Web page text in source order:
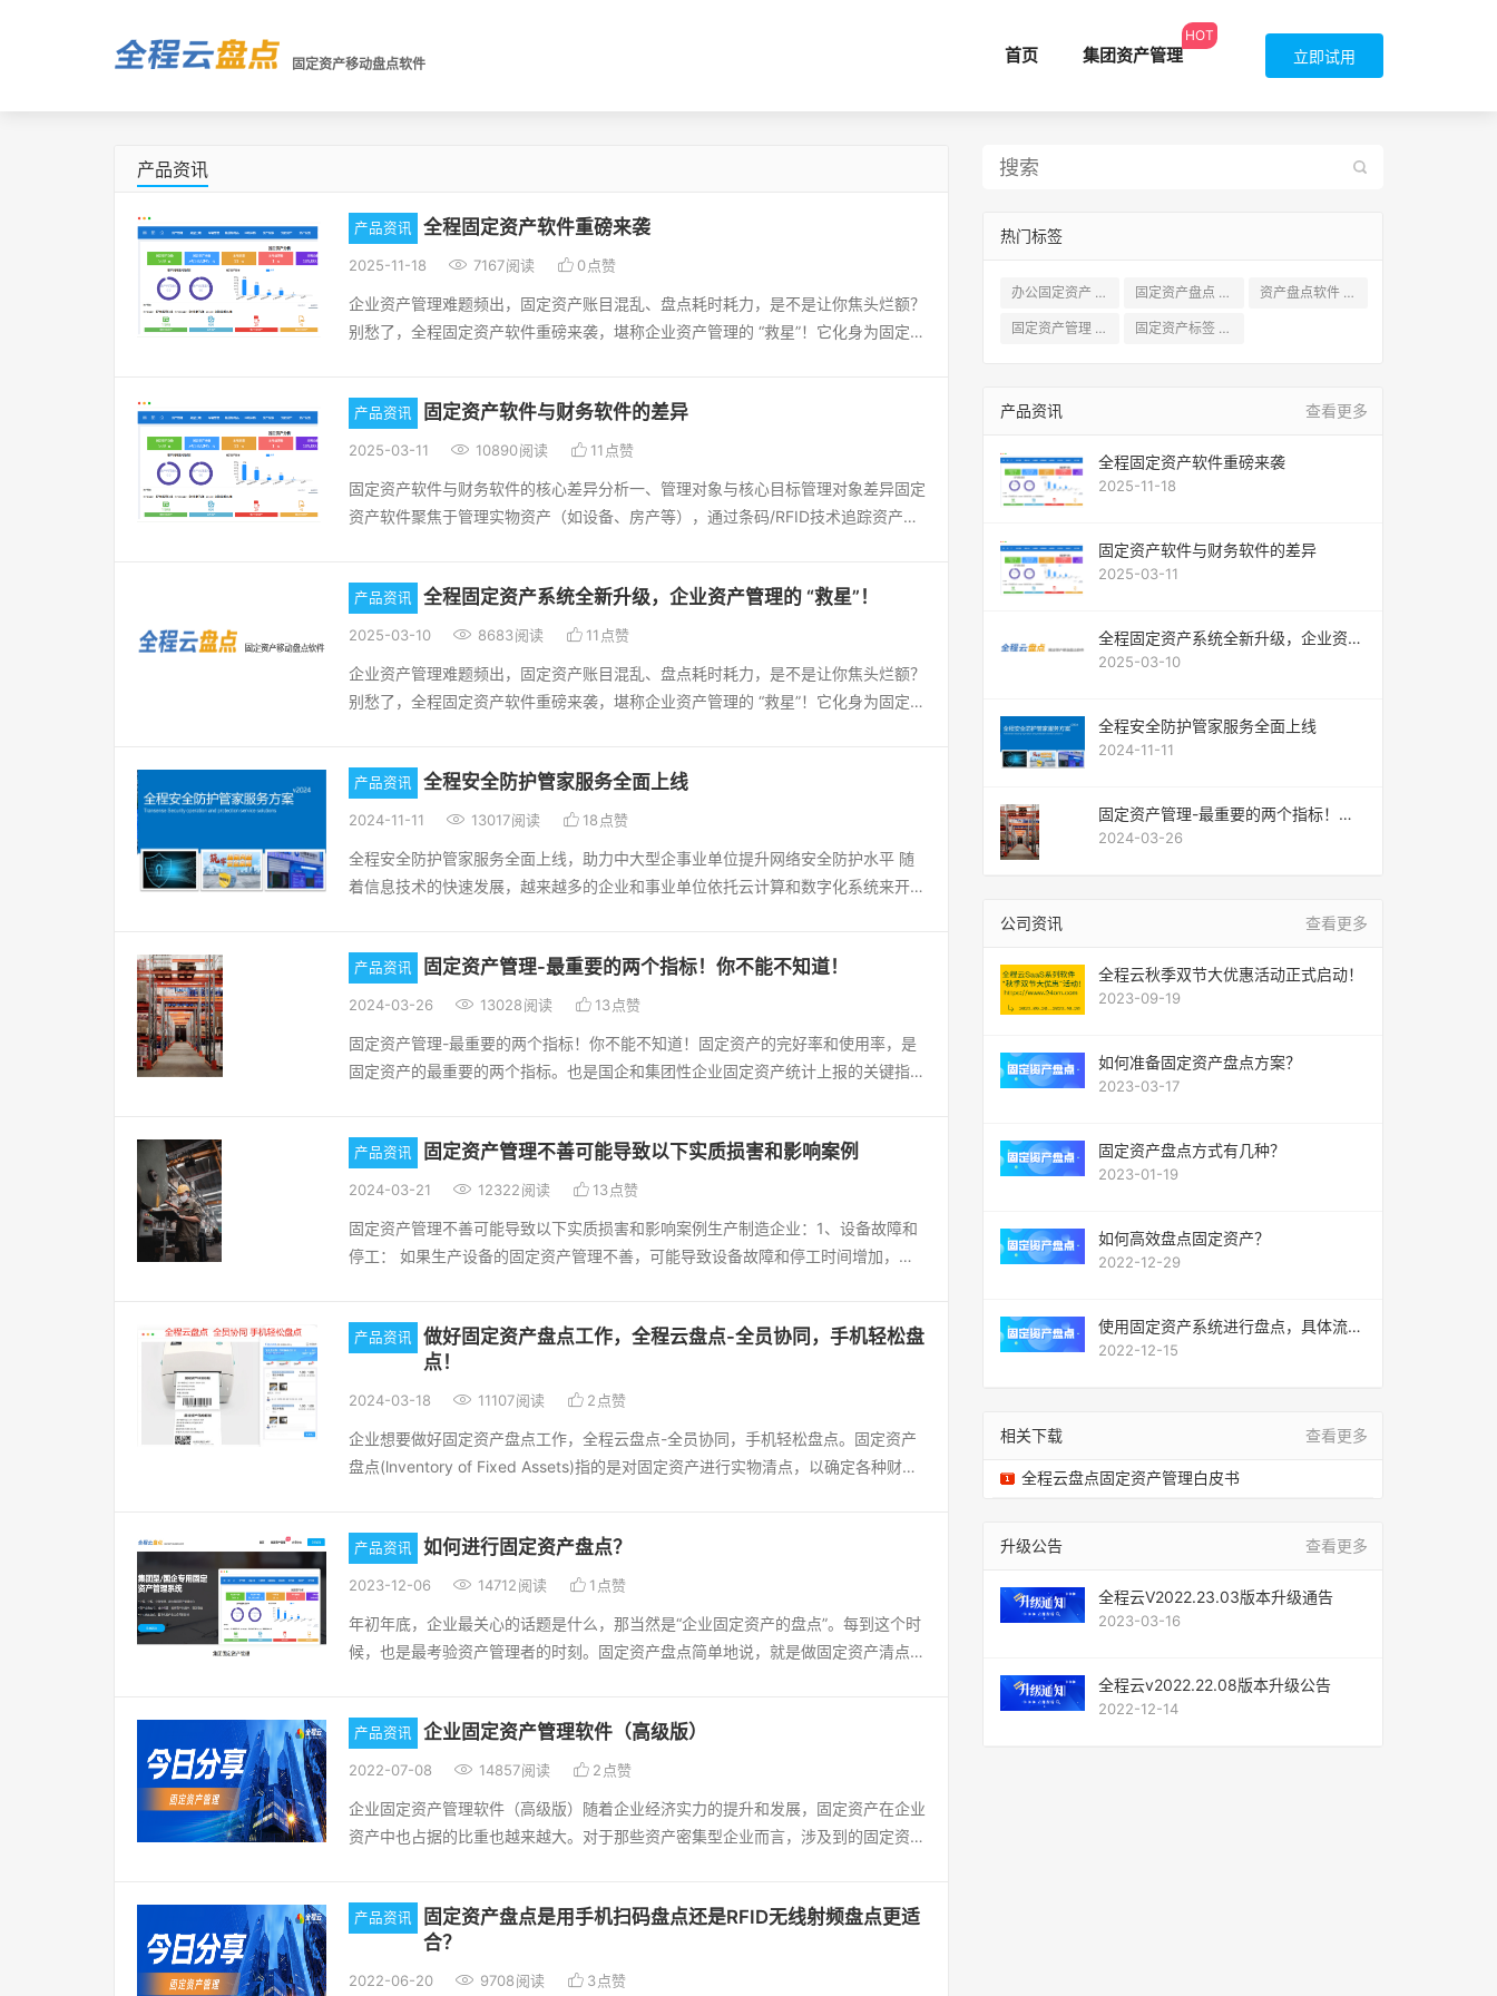
固定资产移动盘点软件 首页 集团资产管理
HOT
立即试用
产品资讯
产品资讯 全程固定资产软件重磅来袭
2025-11-18  7167阅读  0点赞
企业资产管理难题频出，固定资产账目混乱、盘点耗时耗力，是不是让你焦头烂额？
别愁了，全程固定资产软件重磅来袭，堪称企业资产管理的 “救星”！它化身为固定资
项资产数据都精准无误，确保账实完全相符。操作界面设计人性化，简洁直观，哪怕
是电脑操作小白也能迅速上手，轻松完成各项资产管理任务，极大节省时间成本。无
程固定资产软件都能完美适配，量身定制资产管理方案。用了它，资产管理效率瞬间
飙升，企业运营成本显著下降。众多企业已经通过它成功实现资产管理的转型升级，
豫了，让全程固定资产软件成为你企业资产管理的得力助手，开启高效管理新篇章。
赶紧来体验一下吧，相信你定会相见恨晚！#全程固定资产软件 #资产管理好帮手！
产品资讯 固定资产软件与财务软件的差异
2025-03-11  10890阅读  11 点赞
固定资产软件与财务软件的核心差异分析一、管理对象与核心目标‌管理对象差异‌固定
资产软件聚焦于管理实物资产（如设备、房产等），通过条码/RFID技术追踪资产全
实现“账、卡、物一致”，减少资产流失和闲置浪费，提升实物管理效率‌；财务软件侧
重资金流合规性，通过自动化记账、折旧核算等功能支持财务审计与税务管理‌。二、
等全流程管理，并支持低值易耗品分账核算‌；财务软件的固定资产模块仅实现资产入
账、折旧计提等基础功能，缺乏实物追踪能力，易导致账实不符‌。‌技术实现方式‌固定
同步‌；财务软件通过会计分录自动生成、凭证模板化等简化账务处理，与总账模块深
度耦合‌。 三、账务处理与协同管理‌折旧核算差异‌固定资产软件自动生成折旧数据并
与财务系统对接，确保折旧金额与实物状态匹配‌；财务软件需手动维护折旧规则，若
未与固定资产模块同步数据，易出现折旧误差（如当月新增资产误提折旧）‌。‌协同管
理痛点‌固定资产软件支持多部门协同盘点，自动生成差异报告并触发预警‌；财务软件
资产模块，满足基础账务需求‌；中大型企业或资产密集型行业（如制造业、医疗）需
采用专业固定资产软件，规避账实差异风险‌。‌技术需求导向‌需RFID/条码技术、移动
盘点等功能时，必须部署独立固定资产软件‌；若仅需折旧核算、税务合规等基础功
能，财务软件模块即可满足‌。总结固定资产软件通过实物管理与技术融合实现资产全
流程管控，财务软件则聚焦资金流合规性。两者差异主要体现在管理对象、功能深度
启！ 您还在为固定资产管理头疼吗？繁琐的盘点流程、资产数据混乱，是不是让您
焦头烂额？别担心，全程固定资产软件 / 全程固定资产系统来帮您！现在，只需轻松
件拥有强大的功能，集团资产管理、移动盘点等特色模块一应俱全，能帮您提升资产
管理运转效率 90%，为企业打造全面的移动固定资产盘点解决方案。无论是大型集
这次免费试用的机会，亲身感受全程固定资产软件的魅力！如果您在试用过程中有任
何疑问，或是想了解更多软件详情，欢迎随时拨打咨询热线 400 628 1636，也可
来，开启高效资产管理新征程！ 试用链接：https://assets.24om.com/Reg
产品资讯 全程固定资产系统全新升级，企业资产管理的 “救星”！
2025-03-10  8683阅读  11 点赞
企业资产管理难题频出，固定资产账目混乱、盘点耗时耗力，是不是让你焦头烂额？
别愁了，全程固定资产软件重磅来袭，堪称企业资产管理的 “救星”！它化身为固定资
项资产数据都精准无误，确保账实完全相符。操作界面设计人性化，简洁直观，哪怕
是电脑操作小白也能迅速上手，轻松完成各项资产管理任务，极大节省时间成本。无
程固定资产软件都能完美适配，量身定制资产管理方案。用了它，资产管理效率瞬间
飙升，企业运营成本显著下降。众多企业已经通过它成功实现资产管理的转型升级，
豫了，让全程固定资产软件成为你企业资产管理的得力助手，开启高效管理新篇章。
赶紧来体验一下吧，相信你定会相见恨晚！#全程固定资产软件 #资产管理好帮手！
产品资讯 全程安全防护管家服务全面上线
2024-11-11  13017阅读  18 点赞
全程安全防护管家服务全面上线，助力中大型企事业单位提升网络安全防护水平 随
着信息技术的快速发展，越来越多的企业和事业单位依托云计算和数字化系统来开展
供从风险评估、日常监测、安全加固到应急响应的全方位支持。服务对象：全程安全
防护管家服务面向全国范围内的中大型企业和事业单位，特别适合已有基本系统管理
户及时防范潜在安全威胁，保障服务器和应用系统的稳定运行。服务内容：安全风险
评估：专业团队根据客户业务环境和安全需求，进行全面的系统安全评估，找出潜在
识别异常行为并提供有效的防护建议。安全加固服务：基于安全评估结果，为系统和
网络设备提供加固方案，提升抗攻击能力。应急响应：提供7*24小时应急响应服
务，帮助客户在安全事件发生后快速恢复业务。漏洞管理与修复：实时发现和修复系
统和应用中的漏洞，防止安全隐患。重大活动护航：为客户的重大活动期间提供安全
护航，确保业务持续平稳。服务优势：- 一体化安全防护：覆盖计算、存储、数据库
源占用：通过云端检测方案，确保服务器资源占用率低，不影响正常业务。客户咨询
与服务支持： 作为全程软件多年来专注于企业信息安全的成果，“全程安全防护管家
需了解更多信息或定制服务方案，请拨打全国咨询电话：400-628-1636，或访问
我们的官方网站[全程官网](http://www.eqccd.com)。
产品资讯 固定资产管理-最重要的两个指标！你不能不知道！
2024-03-26  13028阅读  13点赞
固定资产管理-最重要的两个指标！你不能不知道！固定资产的完好率和使用率，是
固定资产的最重要的两个指标。也是国企和集团性企业固定资产统计上报的关键指
效，企业能够更充分地利用资产，减少维修和更换的成本，提高生产效率和产品质
量。而固定资产的使用率则是指固定资产实际被使用的时间和能力的比率。使用率高
润。低使用率可能意味着生产线闲置或设备闲置，导致资源浪费和生产效率降低。综
合来看，固定资产的完好率和使用率都是评估企业资产管理效率和资产利用程度的重
点全程云盘点系统特色的全员盘点解决方案是由固定资产管理员按资产的使用者生成
盘点任务，各项资产的使用人和保管人/盘点人见到资产就贴上标签，然后通过手机
扫码，进行资产拍照登记。盘点部门全员参与，将快速完成资产贴标签和初始化清查
登记工作。最后汇总盘点数据，对于一些没有具体使用人的公共区域的资产，管理员
可以直接扫码盘点。该方法能够快速地多分散在多地的固定资产进行盘点。全程云盘
点系统支持固定资产一维码/二维码/RFID高频/超高频标签，使用RFID手持式终端和
试用体验：https://assets.24om.com全程云盘点
产品资讯 固定资产管理不善可能导致以下实质损害和影响案例
2024-03-21  12322阅读  13点赞
固定资产管理不善可能导致以下实质损害和影响案例生产制造企业：1、设备故障和
停工： 如果生产设备的固定资产管理不善，可能导致设备故障和停工时间增加，影
场地位。2、能源浪费： 不良的设备管理可能导致能源浪费，增加生产成本，并对企
业的环境可持续性造成负面影响。服务企业：1、客户服务中断： 服务企业如酒店、
航空公司或银行，如果固定资产如系统、设备或设施管理不善，可能导致客户服务中
隐患，例如建筑物结构问题、设备故障等，危及员工和客户的安全。3、效率下降：
不良的资产管理可能导致服务效率下降，例如系统崩溃导致操作员无法及时处理客户
梁、水管等固定资产管理不善，可能会导致交通拥堵、水源污染、供水中断等问题，
严重影响居民生活和城市发展。电力行业案例：在电力行业，如果电网设备的固定资
产管理不善，可能导致设备老化、故障频发，甚至引发停电事件，给用户和企业带来
严重影响，例如最近的美东北部停电事件。银行业案例：在银行业，如果固定资产管
理不善，例如自动柜员机、IT系统、银行柜台等设备维护不及时，可能导致客户无法
意味着资产的价值下降，因为它们无法充分发挥效益或保持正常运转，从而影响了资
和完好率可能导致生产效率下降，从而影响企业的盈利能力和市场竞争力。4、投资
回报率减少： 资产的低利用率和不良状态可能降低投资回报率，这可能影响股东的
固定资产的良好状态和提高其使用率对于确保企业的长期可持续性和增长至关重要。
6、全程云盘点-全员协同手机轻松盘点 全程云盘点系统最具特点的全员盘点解决方
案是由固定资产管理员按资产的使用者生成盘点任务，各项资产的使用人和保管人/
产品资讯
做好固定资产盘点工作，全程云盘点-全员协同，手机轻松盘
点！
2024-03-18  11107阅读  2 点赞
企业想要做好固定资产盘点工作，全程云盘点-全员协同，手机轻松盘点。固定资产
盘点(lnventory of Fixed Assets)指的是对固定资产进行实物清点，以确定各种财产
和财务部门共同盘点。什么是固定资产呢?固定资产是指企业使用期限超过1年的房
屋、机器、机械、建筑物、运输工具以及其他与生产、经营有关的设备、工具、器具
定资产一股被分为生产用固定资产、非生产用固定资产、租出固定资产未使用固定资
产、不需用固定资产、融资租赁回定资产、接受捐赠固定资产等。那么，企业一般该
范的盘点计划。用全程云盘点可以按固定资产分类或所属部分分批盘点。1、明确盘
点时间企业需先确定好盘点的日期，一般企业会选择在固定时间对固定资产进行一次
全面的盘点。当然每个企业也可以按照实际的情况，确定盘点的日期。2、明确盘点
人员当盘点的日期确定好以后，那企业就需提前3-4天做盘点前期的准备工作。首先
企业需先确定资产盘点人员及监管人员(财务部门的人员):每个部门的盘点责任人，一
有:固定资产的盘点;物料、半成品、成品的盘点;以及副资材、工具等的盘点。4、明
确盘点原则:1)、账实要相符:账面资产额，要清点实际的固定资产，比如有多少台电
产品资讯 如何进行固定资产盘点？
2023-12-06  14712阅读  1 点赞
年初年底，企业最关心的话题是什么，那当然是“企业固定资产的盘点”。每到这个时
候，也是最考验资产管理者的时刻。固定资产盘点简单地说，就是做固定资产清点，
帐面数核对，如发现盘盈、盘亏和毁损，及时查明原因，确定责任，并编制固定资产
盘点盈亏表。分别列明盘盈固定资产的名称、数量、重量价值、估计折旧和盘亏、毁
研究和提出改进措施，以便进一步加强固定资产的管理。当我们清楚年终资产盘点的
定义之后，我再给大家分析一下固定资产的盘点方式：（1）手机扫码盘点固定资产
通过全程手机盘点可以批量生成和打印条形码/二维码，快速确认资产实物与使用信
息。在手机APP或PC端建立好盘点计划后，登陆手机上APP，就可以开展扫描盘点
了。（2）RFID无线远距离盘点固定资产种类复杂多样，形状各异放置的部位的差
别，标识假如贴在不易被见到的地区，这时如果用手机扫码盘点就会降低一定的效
产品资讯 企业固定资产管理软件（高级版）
2022-07-08  14857阅读  2 点赞
企业固定资产管理软件（高级版）随着企业经济实力的提升和发展，固定资产在企业
资产中也占据的比重也越来越大。对于那些资产密集型企业而言，涉及到的固定资产
企业正确评估固定资产的整体情况，保证固定资产安全完整，提高固定资产使用效
率，实现资产的保值增值，降低企业管理成本，提高企业经济效益，增强企业的综合
竞争实力。全程云固定资产管理软件成立于2008年，是国内最早开始将SAAS引入
产品资讯
固定资产盘点是用手机扫码盘点还是RFID无线射频盘点更适
合？
2022-06-20  9708阅读  3点赞
热门标签
办公固定资产
(58) 固定资产盘点
(55) 资产盘点软件
(49)
固定资产管理
(54) 固定资产标签
(45)
产品资讯 查看更多
全程固定资产软件重磅来袭
2025-11-18
固定资产软件与财务软件的差异
2025-03-11
全程固定资产系统全新升级，企业资产
管理的 “救星”！
2025-03-10
全程安全防护管家服务全面上线
2024-11-11
固定资产管理-最重要的两个指标！你
不能不知道！
2024-03-26
公司资讯 查看更多
全程云秋季双节大优惠活动正式启动！
2023-09-19
如何准备固定资产盘点方案？
2023-03-17
固定资产盘点方式有几种？
2023-01-19
如何高效盘点固定资产？
2022-12-29
使用固定资产系统进行盘点，具体流程
是什么？
2022-12-15
相关下载 查看更多
全程云盘点固定资产管理白皮书
升级公告 查看更多
全程云V2022.23.03版本升级通告
2023-03-16
全程云v2022.22.08版本升级公告
2022-12-14